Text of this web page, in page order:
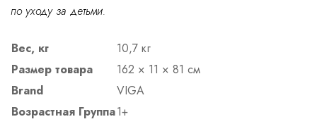
по уходу за детьми.
Вес, кг
10,7 кг
Размер товара
162 × 11 × 81 см
Brand
VIGA
Возрастная Группа1+